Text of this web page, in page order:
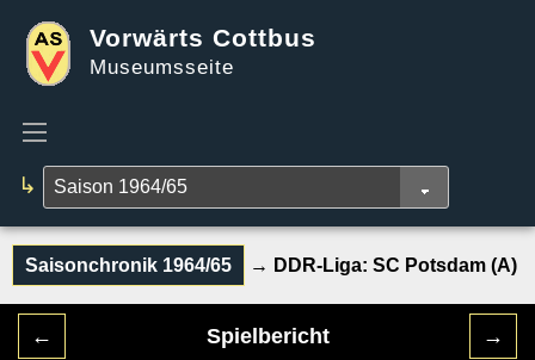
Vorwärts Cottbus
Museumsseite
↳
Saisonchronik 1964/65 → DDR-Liga: SC Potsdam (A)
← Spielbericht →